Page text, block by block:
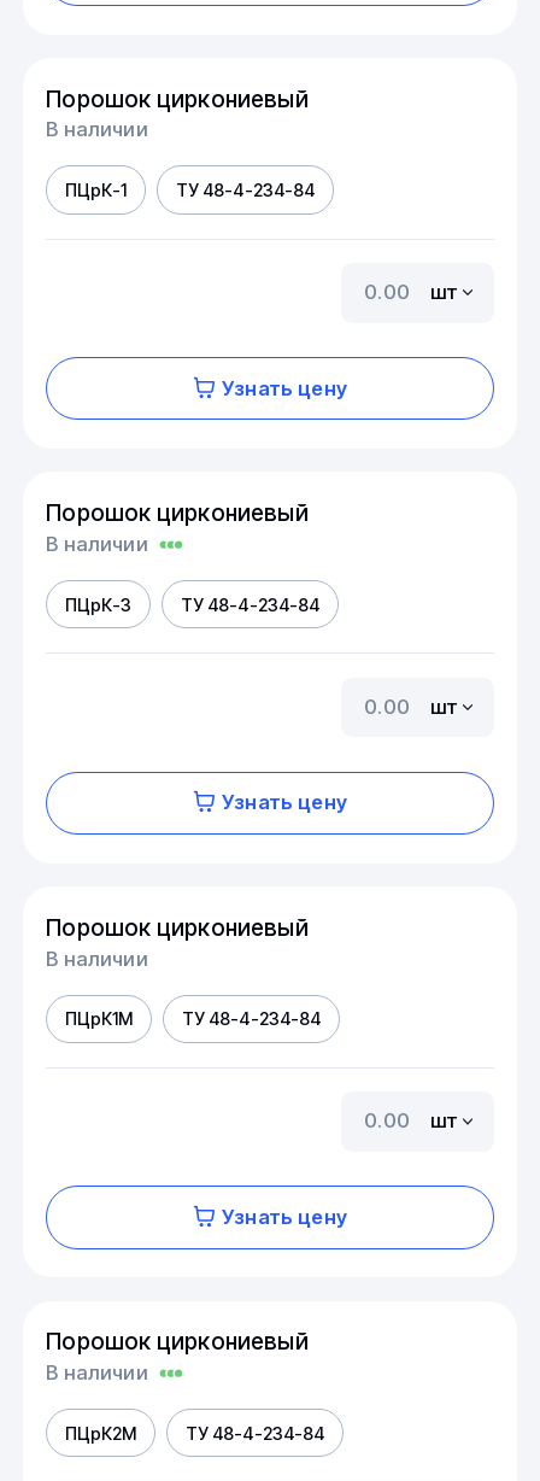
Порошок циркониевый
В наличии
ПЦрК-1 ТУ 48-4-234-84
шт
Узнать цену
Порошок циркониевый
В наличии
ПЦрК-3 ТУ 48-4-234-84
шт
Узнать цену
Порошок циркониевый
В наличии
ПЦрК1М ТУ 48-4-234-84
шт
Узнать цену
Порошок циркониевый
В наличии
ПЦрК2М ТУ 48-4-234-84